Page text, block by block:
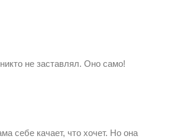
не заставлял. Оно само!
себе качает, что хочет. Но она